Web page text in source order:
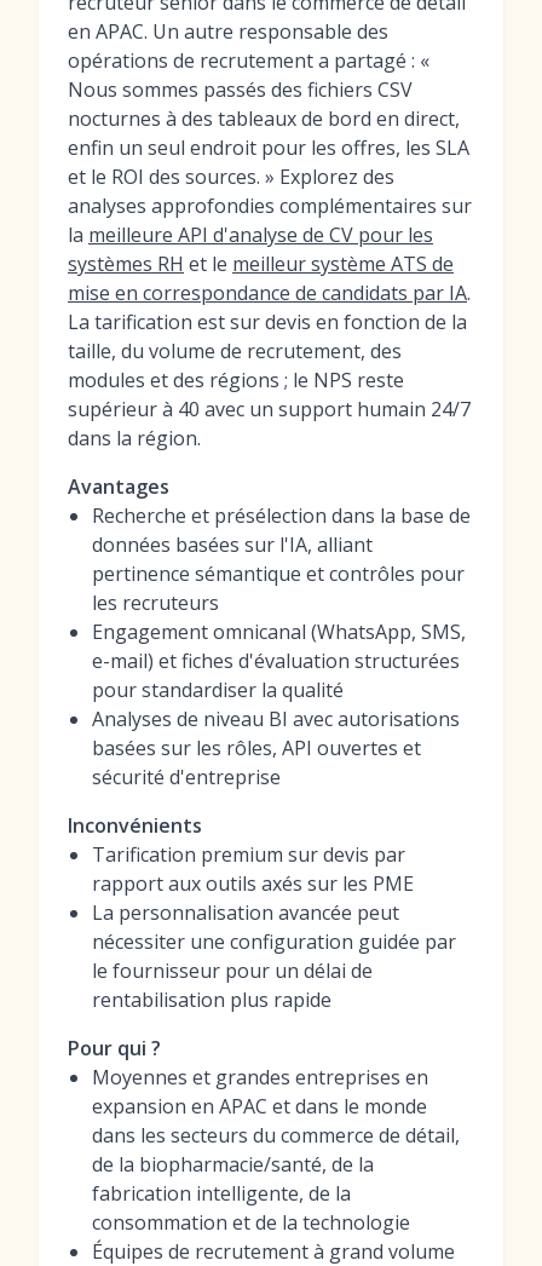
en APAC. Un autre responsable des
opérations de recrutement a partagé : «
Nous sommes passés des fichiers CSV
nocturnes à des tableaux de bord en direct,
enfin un seul endroit pour les offres, les SLA
et le ROI des sources. » Explorez des
analyses approfondies complémentaires sur
la meilleure API d'analyse de CV pour les
systèmes RH et le meilleur système ATS de
mise en correspondance de candidats par IA.
La tarification est sur devis en fonction de la
taille, du volume de recrutement, des
modules et des régions ; le NPS reste
supérieur à 40 avec un support humain 24/7
dans la région.
Avantages
Recherche et présélection dans la base de
données basées sur l'IA, alliant
pertinence sémantique et contrôles pour
les recruteurs
Engagement omnicanal (WhatsApp, SMS,
e-mail) et fiches d'évaluation structurées
pour standardiser la qualité
Analyses de niveau BI avec autorisations
basées sur les rôles, API ouvertes et
sécurité d'entreprise
Inconvénients
Tarification premium sur devis par
rapport aux outils axés sur les PME
La personnalisation avancée peut
nécessiter une configuration guidée par
le fournisseur pour un délai de
rentabilisation plus rapide
Pour qui ?
Moyennes et grandes entreprises en
expansion en APAC et dans le monde
dans les secteurs du commerce de détail,
de la biopharmacie/santé, de la
fabrication intelligente, de la
consommation et de la technologie
Équipes de recrutement à grand volume